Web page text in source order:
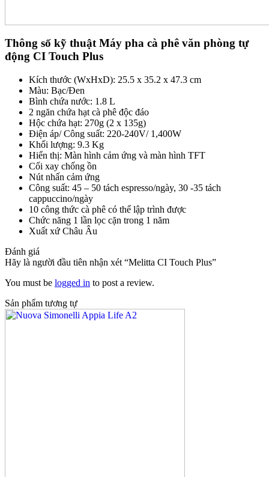
Thông số kỹ thuật Máy pha cà phê văn phòng tự
động CI Touch Plus
Kích thước (WxHxD): 25.5 x 35.2 x 47.3 cm
Màu: Bạc/Đen
Bình chứa nước: 1.8 L
2 ngăn chứa hạt cà phê độc đáo
Hộc chứa hạt: 270g (2 x 135g)
Điện áp/ Công suất: 220-240V/ 1,400W
Khối lượng: 9.3 Kg
Hiển thị: Màn hình cảm ứng và màn hình TFT
Cối xay chống ồn
Nút nhấn cảm ứng
Công suất: 45 – 50 tách espresso/ngày, 30 -35 tách
cappuccino/ngày
10 công thức cà phê có thể lập trình được
Chức năng 1 lần lọc cặn trong 1 năm
Xuất xứ Châu Âu
Đánh giá
Hãy là người đầu tiên nhận xét “Melitta CI Touch Plus”
You must be logged in to post a review.
Sản phẩm tương tự